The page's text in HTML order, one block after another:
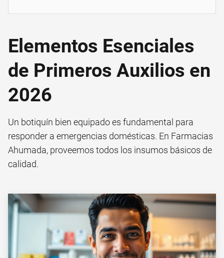
Elementos Esenciales
de Primeros Auxilios en
2026
Un botiquín bien equipado es fundamental para
responder a emergencias domésticas. En Farmacias
Ahumada, proveemos todos los insumos básicos de
calidad.